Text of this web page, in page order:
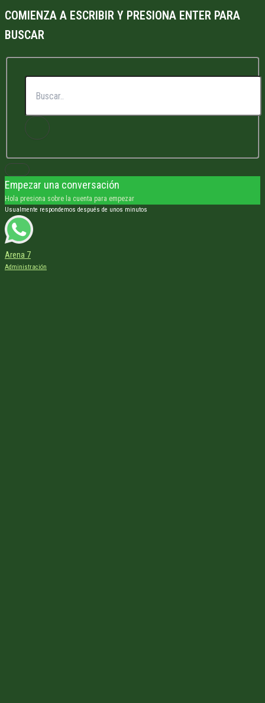
COMIENZA A ESCRIBIR Y PRESIONA ENTER PARA
BUSCAR
Empezar una conversación
Hola presiona sobre la cuenta para empezar
Usualmente respondemos después de unos minutos
Arena 7
Administración